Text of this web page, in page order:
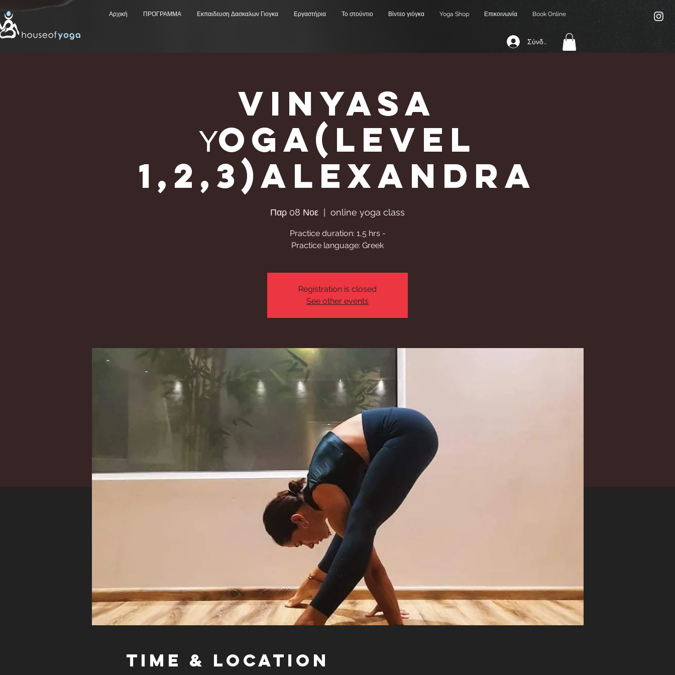
Αρχική ΠΡΟΓΡΑΜΜΑ Εκπαιδευση Δασκαλων Γιογκα Εργαστήρια Το στούντιο Βίντεο γιόγκα Yoga Shop Επικοινωνία Book Online
Σύνδεση
Vinyasa
Υoga(Level
1,2,3)Alexandra
Παρ 08 Νοε
  |
online yoga class
Practice duration: 1,5 hrs -
Practice language: Greek
Registration is closed
See other events
Time & Location